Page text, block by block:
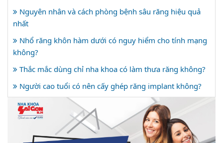
Nguyên nhân và cách phòng bệnh sâu răng hiệu quả
nhất
Nhổ răng khôn hàm dưới có nguy hiểm cho tính mạng
không?
Thắc mắc dùng chỉ nha khoa có làm thưa răng không?
Người cao tuổi có nên cấy ghép răng implant không?